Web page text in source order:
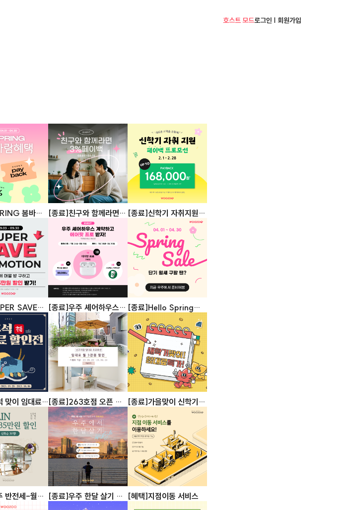
호스트 모드로그인 | 회원가입
봄바람
[종료]친구와 함께라면
3% 페이백
[종료]신학기 자취지원
페이백 프로모션
SAVE
매달
고 자취 비용
[종료]우주 셰어하우스
계약하고 에어팟 프로 받
자!
[종료]Hello Spring
Promotion! 봄 맞이 특
별 혜택!
맞이 임대료
션 진행!
[종료]263호점 오픈 이
벤트!
[종료]가을맞이 신학기
임대료 할인 이벤트!
반전세-월세
[종료]우주 한달 살기 할
인 이벤트 [1개월 단기 계
[혜택]지점이동 서비스